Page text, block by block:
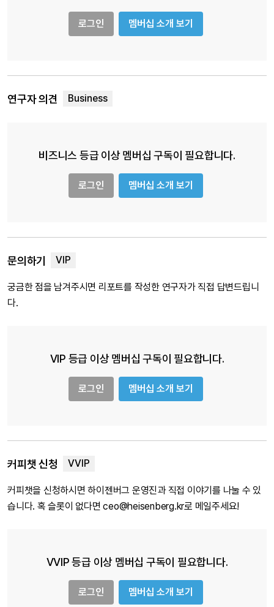
로그인 멤버십 소개 보기
연구자 의견
비즈니스 등급 이상 멤버십 구독이 필요합니다.
로그인 멤버십 소개 보기
문의하기
궁금한 점을 남겨주시면 리포트를 작성한 연구자가 직접 답변드립니
다.
VIP 등급 이상 멤버십 구독이 필요합니다.
로그인 멤버십 소개 보기
커피챗 신청
커피챗을 신청하시면 하이젠버그 운영진과 직접 이야기를 나눌 수 있
습니다. 혹 슬롯이 없다면 ceo@heisenberg.kr로 메일주세요!
VVIP 등급 이상 멤버십 구독이 필요합니다.
로그인 멤버십 소개 보기